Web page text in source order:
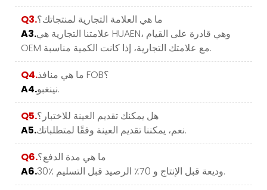
Q3.ما هي العلامة التجارية لمنتجاتك؟
A3.علامتنا التجارية هي HUAEN، وهي قادرة على القيام
OEM مع علامتك التجارية، إذا كانت الكمية مناسبة.
Q4.
ما هي منافذ FOB؟
A4.
نينغبو.
Q5.هل يمكنك تقديم العينة للاختبار؟
A5.
نعم، يمكننا تقديم العينة وفقًا لمتطلباتك.
Q6.ما هي مدة الدفع؟
A6.
30٪ وديعة قبل الإنتاج و 70٪ الرصيد قبل التسليم.